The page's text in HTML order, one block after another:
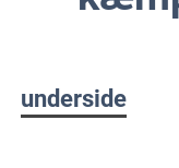
underside